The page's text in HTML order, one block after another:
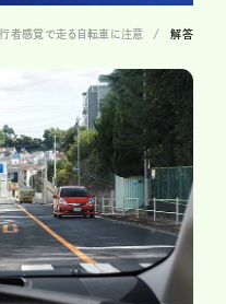
者感覚で走る自転車に注意 解答